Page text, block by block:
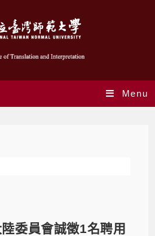
Menu
陸委員會誠徵1名聘用